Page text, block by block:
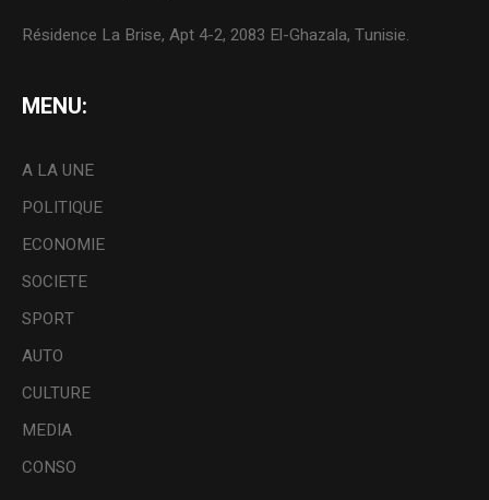
Résidence La Brise, Apt 4-2, 2083 El-Ghazala, Tunisie.
MENU:
A LA UNE
POLITIQUE
ECONOMIE
SOCIETE
SPORT
AUTO
CULTURE
MEDIA
CONSO